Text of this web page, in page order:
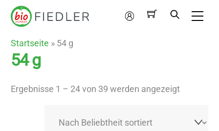
Skip
Mein
Startseite » 54 g
54 g
Ergebnisse 1 – 24 von 39 werden angezeigtNach